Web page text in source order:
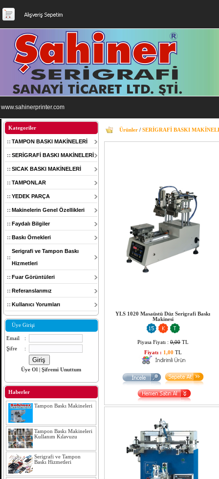
www.sahinerprinter.com
Kategoriler
TAMPON BASKI MAKİNELERİ
SERİGRAFİ BASKI MAKİNELERİ
SICAK BASKI MAKİNELERİ
TAMPONLAR
YEDEK PARÇA
Makinelerin Genel Özellikleri
Faydalı Bilgiler
Baskı Örnekleri
Serigrafi ve Tampon Baskı
Hizmetleri
Fuar Görüntüleri
Referanslarımız
Kullanıcı Yorumları
Üye Girişi
Email
:
Şifre
:
Üye Ol |Şifremi Unuttum
Haberler
Tampon Baskı Makineleri
Tampon Baskı Makineleri
Kullanım Kılavuzu
Serigrafi ve Tampon
Baskı Hizmetleri
Ürünler /SERİGRAFİ BASKI
YLS 1020 Masaüstü Düz Serigrafi Baskı
Makinesi
Piyasa Fiyatı : 0,00 TL
Fiyatı : 1,00 TL